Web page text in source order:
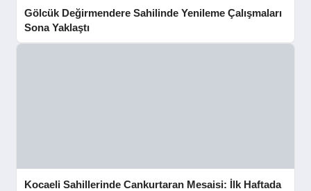
Gölcük Değirmendere Sahilinde Yenileme Çalışmaları
Sona Yaklaştı
Kocaeli Sahillerinde Cankurtaran Mesaisi: İlk Haftada